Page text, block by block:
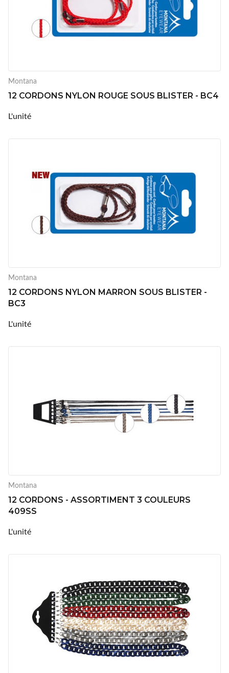
Montana
12 CORDONS NYLON ROUGE SOUS BLISTER - BC4
L'unité
Montana
12 CORDONS NYLON MARRON SOUS BLISTER -
BC3
L'unité
Montana
12 CORDONS - ASSORTIMENT 3 COULEURS
409SS
L'unité